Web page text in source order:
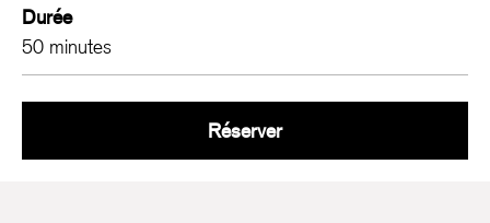
Durée
50 minutes
RéserverSe dissoudre